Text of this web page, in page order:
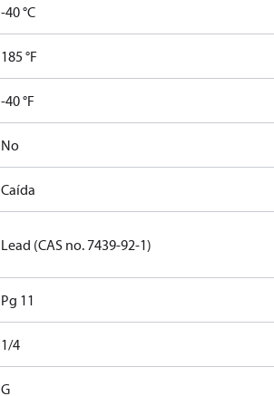
-40 °C
185 °F
-40 °F
No
Caída
Lead (CAS no. 7439-92-1)
Pg 11
1/4
G